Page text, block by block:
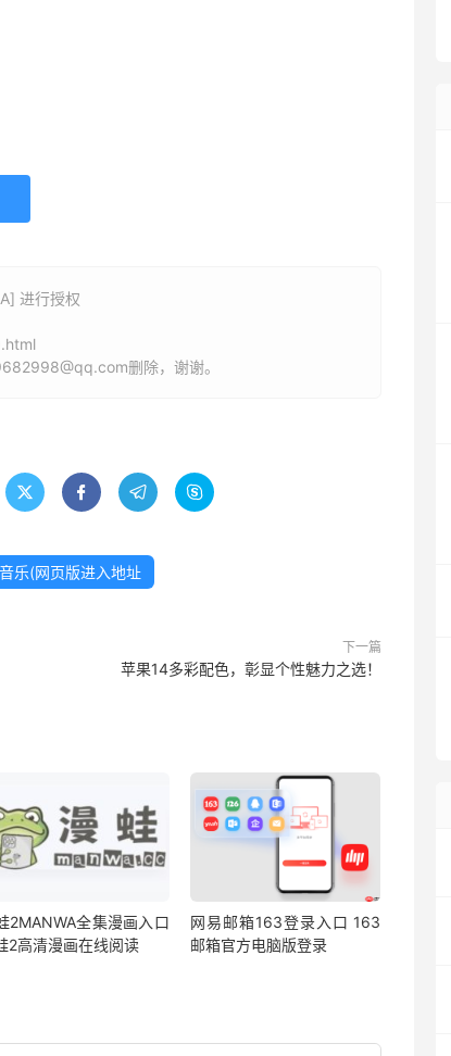
进行授权
删除，谢谢。
   
乐(网页版进入地址
下一篇
苹果14多彩配色，彰显个性魅力之选！
2MANWA全集漫画入口
2高清漫画在线阅读
网易邮箱163登录入口 163
邮箱官方电脑版登录